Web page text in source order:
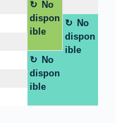
No
dispon
ible
No
dispon
ible
No
dispon
ible